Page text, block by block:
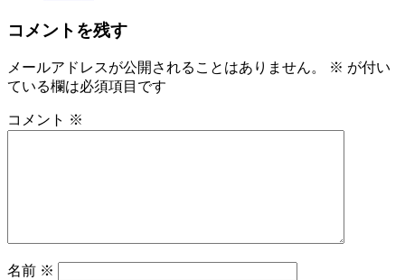
コメントを残す
メールアドレスが公開されることはありません。 ※ が付い
ている欄は必須項目です
コメント ※
名前 ※